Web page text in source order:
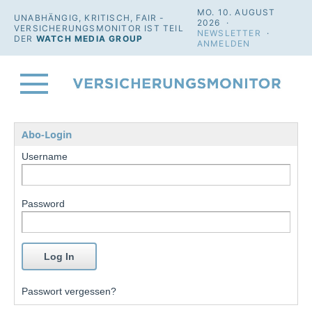
UNABHÄNGIG, KRITISCH, FAIR -
VERSICHERUNGSMONITOR IST TEIL
DER WATCH MEDIA GROUP
MO. 10. AUGUST
2026 ·
NEWSLETTER
·
ANMELDEN
Abo-Login
Username
Password
Passwort vergessen?